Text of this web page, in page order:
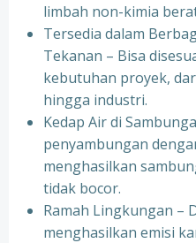
limbah non-kimia
Tersedia dalam
Tekanan – Bisa
kebutuhan proyek,
hingga industri.
Kedap Air di
penyambungan
menghasilkan
tidak bocor.
Ramah Lingkungan –
menghasilkan emisi